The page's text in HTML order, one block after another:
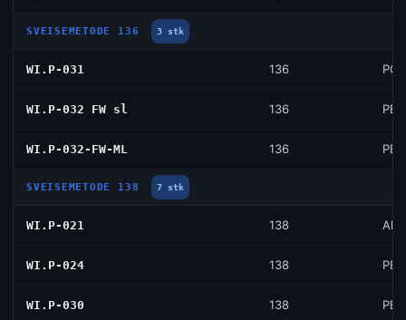
SVEISEMETODE 136 3 stk
WI.P-031 136 PC
WI.P-032 FW sl 136 PB
WI.P-032-FW-ML 136 PB
SVEISEMETODE 138 7 stk
WI.P-021 138 All
WI.P-024 138 PB
WI.P-030 138 PB